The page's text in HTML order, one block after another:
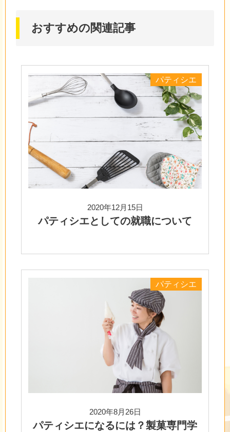
おすすめの関連記事
パティシエ
2020年12月15日
パティシエとしての就職について
パティシエ
2020年8月26日
パティシエになるには？製菓専門学